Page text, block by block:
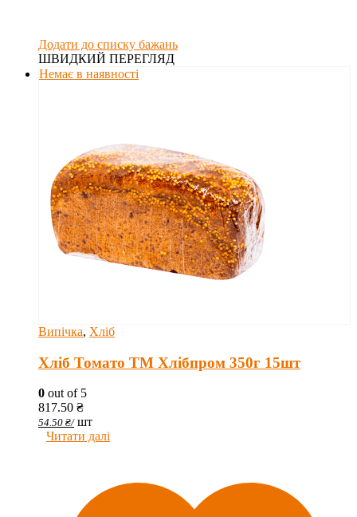
Додати до списку бажань
ШВИДКИЙ ПЕРЕГЛЯД
Немає в наявності
Випічка, Хліб
Хліб Томато ТМ Хлібпром 350г 15шт
0 out of 5
817.50 ₴
54.50 ₴/ шт
Читати далі